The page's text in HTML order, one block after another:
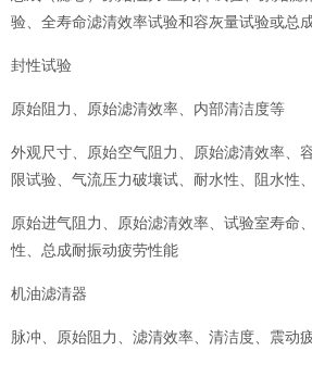
验、全寿命滤清效率试验和容灰量试验或总
封性试验
原始阻力、原始滤清效率、内部清洁度等
外观尺寸、原始空气阻力、原始滤清效率、
限试验、气流压力破壤试、耐水性、阻水性
原始进气阻力、原始滤清效率、试验室寿命
性、总成耐振动疲劳性能
机油滤清器
脉冲、原始阻力、滤清效率、清洁度、震动